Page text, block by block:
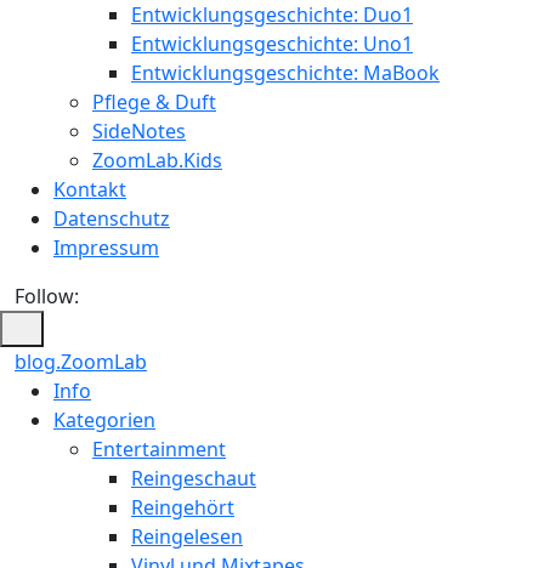
Entwicklungsgeschichte: Duo1
Entwicklungsgeschichte: Uno1
Entwicklungsgeschichte: MaBook
Pflege & Duft
SideNotes
ZoomLab.Kids
Kontakt
Datenschutz
Impressum
Follow:
blog.ZoomLab
ZoomLab
//
Info
Kategorien
Entertainment
Reingeschaut
Reingehört
Reingelesen